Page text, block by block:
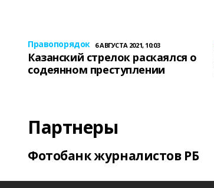
Правопорядок 6 АВГУСТА 2021, 10:03
Казанский стрелок раскаялся о
содеянном преступлении
Партнеры
Фотобанк журналистов РБ